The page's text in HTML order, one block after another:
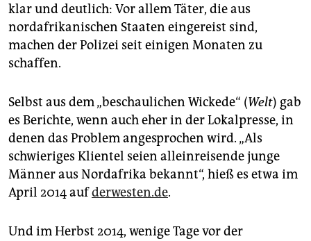
klar und deutlich: Vor allem Täter, die aus
nordafrikanischen Staaten eingereist sind,
machen der Polizei seit einigen Monaten zu
schaffen.
Selbst aus dem „beschaulichen Wickede“ (Welt) gab
es Berichte, wenn auch eher in der Lokalpresse, in
denen das Problem angesprochen wird. „Als
schwieriges Klientel seien alleinreisende junge
Männer aus Nordafrika bekannt“, hieß es etwa im
April 2014 aufderwesten.de.
Und im Herbst 2014, wenige Tage vor der